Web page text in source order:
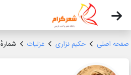
صفحه اصلی حکیم نزاری غزلیات شمارهٔ ۵۹۷